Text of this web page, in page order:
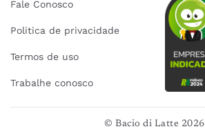
Fale Conosco
Politica de privacidade
Termos de uso
Trabalhe conosco
© Bacio di Latte 2026